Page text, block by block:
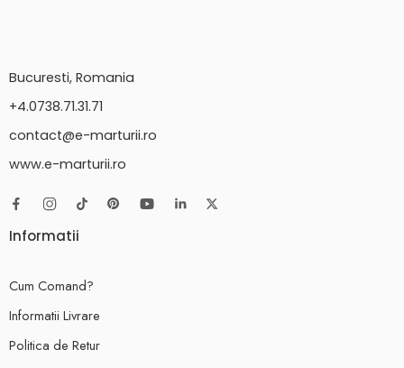
Bucuresti, Romania
+4.0738.71.31.71
contact@e-marturii.ro
www.e-marturii.ro
Informatii
Cum Comand?
Informatii Livrare
Politica de Retur